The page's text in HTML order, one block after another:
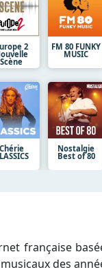
2
Scène
FM 80 FUNKY
MUSIC
Chérie Nostalgie
Best of 80
française
des